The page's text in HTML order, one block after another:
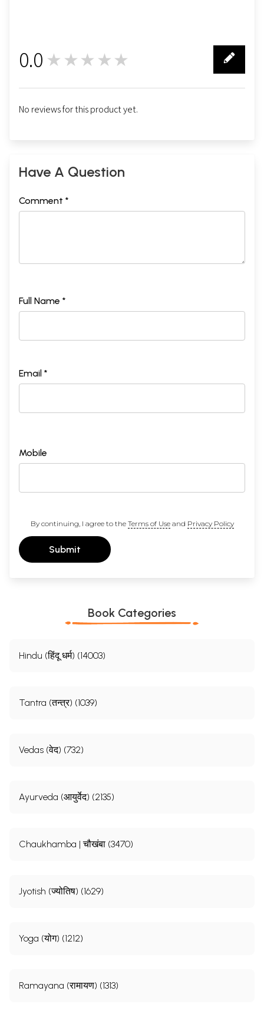
0.0 ★★★★★
No reviews for this product yet.
Have A Question
Comment *
Full Name *
Email *
Mobile
By continuing, I agree to the Terms of Useand Privacy Policy
Submit
Book Categories
Hindu (हिंदू धर्म) (14003)
Tantra (तन्त्र) (1039)
Vedas (वेद) (732)
Ayurveda (आयुर्वेद) (2135)
Chaukhamba | चौखंबा (3470)
Jyotish (ज्योतिष) (1629)
Yoga (योग) (1212)
Ramayana (रामायण) (1313)